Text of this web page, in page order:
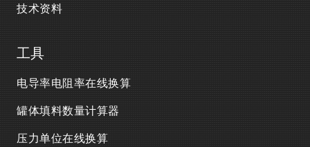
技术资料
工具
电导率电阻率在线换算
罐体填料数量计算器
压力单位在线换算